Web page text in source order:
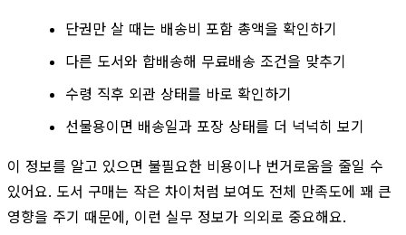
단권만 살 때는 배송비 포함 총액을 확인하기
다른 도서와 합배송해 무료배송 조건을 맞추기
수령 직후 외관 상태를 바로 확인하기
선물용이면 배송일과 포장 상태를 더 넉넉히 보기
이 정보를 알고 있으면 불필요한 비용이나 번거로움을 줄일 수
있어요. 도서 구매는 작은 차이처럼 보여도 전체 만족도에 꽤 큰
영향을 주기 때문에, 이런 실무 정보가 의외로 중요해요.